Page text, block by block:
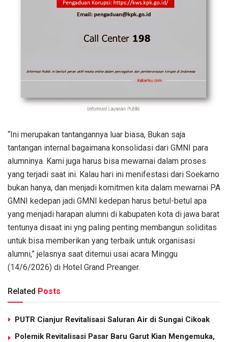
“Ini merupakan tantangannya luar biasa, Bukan saja
tantangan internal bagaimana konsolidasi dari GMNI para
alumninya. Kami juga harus bisa mewarnai dalam proses
yang terjadi saat ini. Kalau hari ini menifestasi dari Soekarno
bukan hanya, dan menjadi komitmen kita dalam mewarnai PA
GMNI kedepan jadi GMNI kedepan harus betul-betul apa
yang menjadi harapan alumni di kabupaten kota di jawa barat
tentunya disaat ini yng paling penting membangun soliditas
untuk bisa memberikan yang terbaik untuk organisasi
alumni,” jelasnya saat ditemui usai acara Minggu
(14/6/2026) di Hotel Grand Preanger.
Related Posts
PUTR Cianjur Revitalisasi Saluran Air di Sungai Cikoak
Polemik Revitalisasi Pasar Baru Garut Kian Mengemuka,